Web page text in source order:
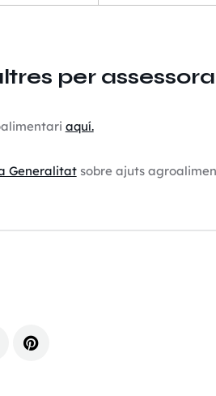
per
aquí.
Generalitatsobre ajuts